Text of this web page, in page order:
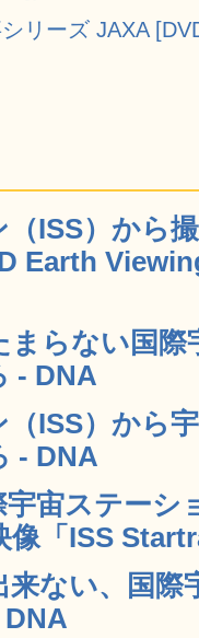
リーズ JAXA
（ISS）から
Earth
らない国際
- DNA
ISS）から
- DNA
宙ステーシ
像「ISS
ない、国際